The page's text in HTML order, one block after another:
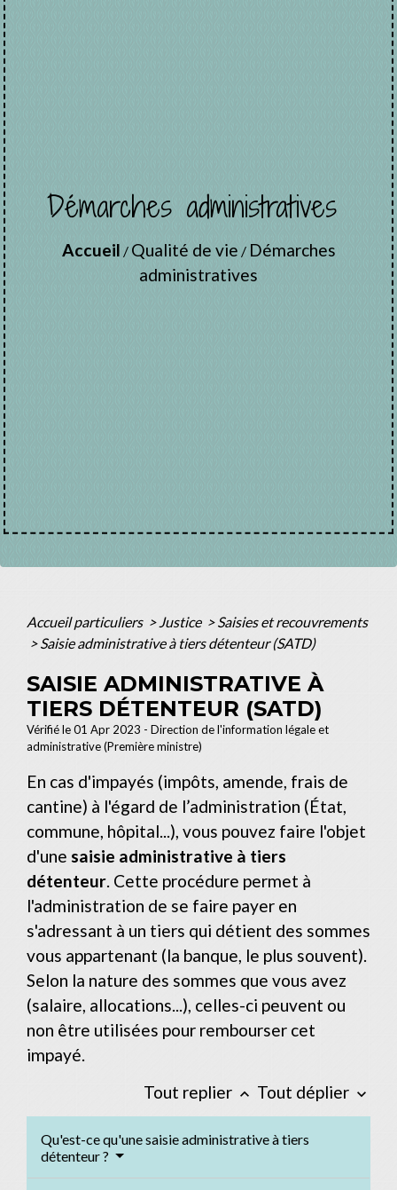
Démarches administratives
Accueil / Qualité de vie / Démarches
administratives
Accueil particuliers > Justice > Saisies et recouvrements
> Saisie administrative à tiers détenteur (SATD)
SAISIE ADMINISTRATIVE À
TIERS DÉTENTEUR (SATD)
Vérifié le 01 Apr 2023 - Direction de l'information légale et
administrative (Première ministre)
En cas d'impayés (impôts, amende, frais de
cantine) à l'égard de l’administration (État,
commune, hôpital...), vous pouvez faire l'objet
d'une saisie administrative à tiers
détenteur. Cette procédure permet à
l'administration de se faire payer en
s'adressant à un tiers qui détient des sommes
vous appartenant (la banque, le plus souvent).
Selon la nature des sommes que vous avez
(salaire, allocations...), celles-ci peuvent ou
non être utilisées pour rembourser cet
impayé.
Tout replier keyboard_arrow_up Tout déplier keyboard_arrow_down
Qu'est-ce qu'une saisie administrative à tiers
détenteur ?